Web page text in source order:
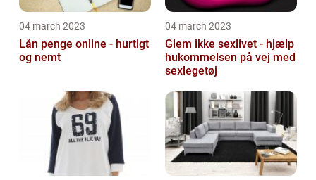
04 march 2023
Lån penge online - hurtigt
og nemt
04 march 2023
Glem ikke sexlivet - hjælp
hukommelsen på vej med
sexlegetøj